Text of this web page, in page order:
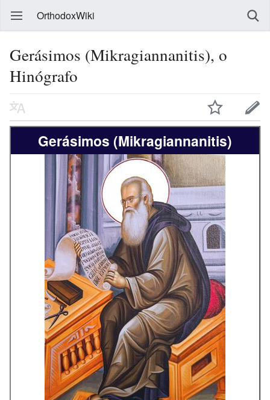
OrthodoxWiki
Gerásimos (Mikragiannanitis), o
Hinógrafo
Gerásimos (Mikragiannanitis)